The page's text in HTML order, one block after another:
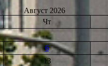
Август 2026
Чт
6
13